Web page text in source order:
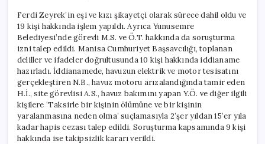
Ferdi Zeyrek’in eşi ve kızı şikayetçi olarak sürece dahil oldu ve
19 kişi hakkında işlem yapıldı. Ayrıca Yunusemre
Belediyesi’nde görevli M.S. ve Ö.T. hakkında da soruşturma
izni talep edildi. Manisa Cumhuriyet Başsavcılığı, toplanan
deliller ve ifadeler doğrultusunda 10 kişi hakkında iddianame
hazırladı. İddianamede, havuzun elektrik ve motor tesisatını
gerçekleştiren N.B., havuz motoru arızalandığında tamir eden
H.İ., site görevlisi A.S., havuz bakımını yapan Y.Ö. ve diğer ilgili
kişilere ‘Taksirle bir kişinin ölümüne ve bir kişinin
yaralanmasına neden olma’ suçlamasıyla 2’şer yıldan 15’er yıla
kadar hapis cezası talep edildi. Soruşturma kapsamında 9 kişi
hakkında ise takipsizlik kararı verildi.